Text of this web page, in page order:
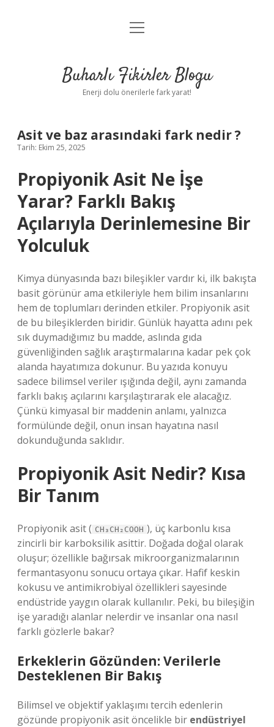
Anasayfa
Yasal Uyarı
menüyü
Buharlı Fikirler Blogu
Enerji dolu önerilerle fark yarat!
Asit ve baz arasındaki fark nedir ?
Tarih: Ekim 25, 2025
Propiyonik Asit Ne İşe
Yarar? Farklı Bakış
Açılarıyla Derinlemesine Bir
Yolculuk
Kimya dünyasında bazı bileşikler vardır ki, ilk bakışta
basit görünür ama etkileriyle hem bilim insanlarını
hem de toplumları derinden etkiler. Propiyonik asit
de bu bileşiklerden biridir. Günlük hayatta adını pek
sık duymadığımız bu madde, aslında gıda
güvenliğinden sağlık araştırmalarına kadar pek çok
alanda hayatımıza dokunur. Bu yazıda konuyu
sadece bilimsel veriler ışığında değil, aynı zamanda
farklı bakış açılarını karşılaştırarak ele alacağız.
Çünkü kimyasal bir maddenin anlamı, yalnızca
formülünde değil, onun insan hayatına nasıl
dokunduğunda saklıdır.
Propiyonik Asit Nedir? Kısa
Bir Tanım
Propiyonik asit ( CH₃CH₂COOH ), üç karbonlu kısa
zincirli bir karboksilik asittir. Doğada doğal olarak
oluşur; özellikle bağırsak mikroorganizmalarının
fermantasyonu sonucu ortaya çıkar. Hafif keskin
kokusu ve antimikrobiyal özellikleri sayesinde
endüstride yaygın olarak kullanılır. Peki, bu bileşiğin
işe yaradığı alanlar nelerdir ve insanlar ona nasıl
farklı gözlerle bakar?
Erkeklerin Gözünden: Verilerle
Desteklenen Bir Bakış
Bilimsel ve objektif yaklaşımı tercih edenlerin
gözünde propiyonik asit öncelikle bir endüstriyel